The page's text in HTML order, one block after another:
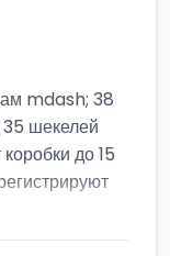
mdash; 38
шекелей
до 15